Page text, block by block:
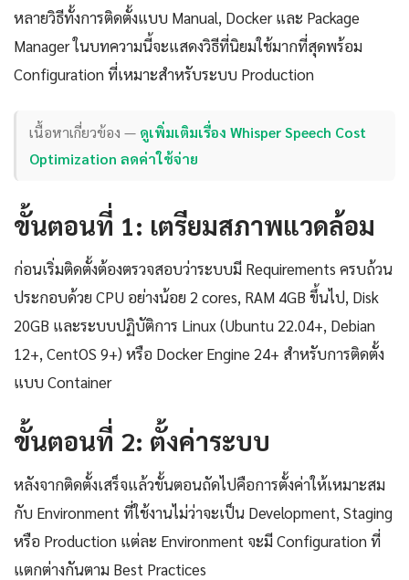
หลายวิธีทั้งการติดตั้งแบบ Manual, Docker และ Package
Manager ในบทความนี้จะแสดงวิธีที่นิยมใช้มากที่สุดพร้อม
Configuration ที่เหมาะสำหรับระบบ Production
เนื้อหาเกี่ยวข้อง — ดูเพิ่มเติมเรื่อง Whisper Speech Cost
Optimization ลดค่าใช้จ่าย
ขั้นตอนที่ 1: เตรียมสภาพแวดล้อม
ก่อนเริ่มติดตั้งต้องตรวจสอบว่าระบบมี Requirements ครบถ้วน
ประกอบด้วย CPU อย่างน้อย 2 cores, RAM 4GB ขึ้นไป, Disk
20GB และระบบปฏิบัติการ Linux (Ubuntu 22.04+, Debian
12+, CentOS 9+) หรือ Docker Engine 24+ สำหรับการติดตั้ง
แบบ Container
ขั้นตอนที่ 2: ตั้งค่าระบบ
หลังจากติดตั้งเสร็จแล้วขั้นตอนถัดไปคือการตั้งค่าให้เหมาะสม
กับ Environment ที่ใช้งานไม่ว่าจะเป็น Development, Staging
หรือ Production แต่ละ Environment จะมี Configuration ที่
แตกต่างกันตาม Best Practices